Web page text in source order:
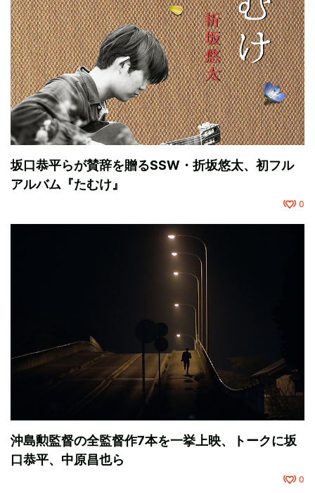
坂口恭平らが賛辞を贈るSSW・折坂悠太、初フル
アルバム『たむけ』
0
沖島勲監督の全監督作7本を一挙上映、トークに坂
口恭平、中原昌也ら
0